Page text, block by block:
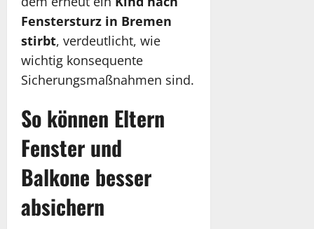
Fenstersturz in Bremen
stirbt, verdeutlicht, wie
wichtig konsequente
Sicherungsmaßnahmen sind.
So können Eltern
Fenster und
Balkone besser
absichern